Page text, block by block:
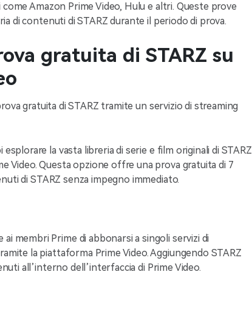
Amazon Prime Video, Hulu e altri. Queste prove
di contenuti di STARZ durante il periodo di prova.
gratuita di STARZ su
gratuita di STARZ tramite un servizio di streaming
la vasta libreria di serie e film originali di STARZ
Video. Questa opzione offre una prova gratuita di 7
di STARZ senza impegno immediato.
membri Prime di abbonarsi a singoli servizi di
la piattaforma Prime Video. Aggiungendo STARZ
all’interno dell’interfaccia di Prime Video.